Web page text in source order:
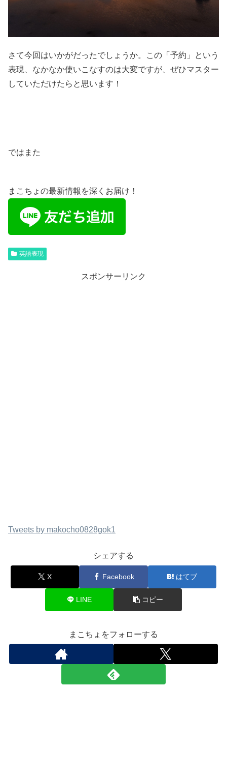
さて今回はいかがだったでしょうか。この「予約」という
表現、なかなか使いこなすのは大変ですが、ぜひマスター
していただけたらと思います！
ではまた
まこちょの最新情報を深くお届け！
英語表現
スポンサーリンク
Tweets by makocho0828gok1
シェアする
X Facebook はてブ
LINE コピー
まこちょをフォローする